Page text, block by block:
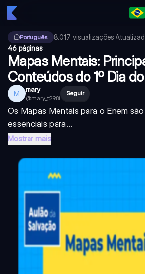
Português 8.017 visualizações·
46 páginas
Mapas Mentais:
Conteúdos do 1º Dia
M mary
@mary_t298i
Seguir
Os Mapas Mentais para o Enem
essenciais para...
Mostrar mais